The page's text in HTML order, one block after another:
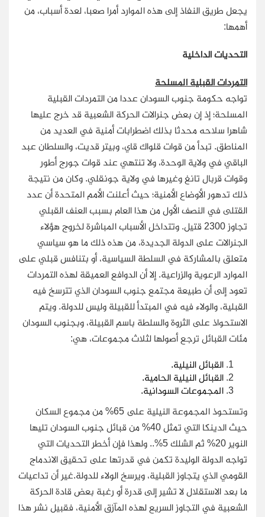
يجعل طريق النفاذ إلى هذه الموارد أمرا صعبا، لعدة أسباب، من
أهمها:
التحديات الداخلية
التمردات القبلية المسلحة
تواجه حكومة جنوب السودان عددا من التمردات القبلية
المسلحة؛ إذ إن بعض جنرالات الحركة الشعبية قد خرج عليها
شاهرا سلاحه محدثا بذلك اضطرابات أمنية في العديد من
المناطق. تبدأ من قوات قلواك قاي، وبيتر قديت، والسلطان عبد
الباقي في ولاية الوحدة، ولا تنتهي عند قوات جورج أطور
وقوات قربال تانغ وغيرها في ولاية جونقلي. وكان من نتيجة
ذلك تدهور الأوضاع الأمنية؛ حيث أعلنت الأمم المتحدة أن عدد
القتلى في النصف الأول من هذا العام بسبب العنف القبلي
تجاوز 2300 قتيل. وتتداخل الأسباب المباشرة لخروج هؤلاء
الجنرالات على الدولة الجديدة، من هذه ذلك ما هو سياسي
متعلق بالمشاركة في السلطة السياسية، أو بتنافس قبلي على
الموارد الرعوية والزراعية. إلا أن الدوافع العميقة لهذه التمردات
تعود إلى أن طبيعة مجتمع جنوب السودان الذي تترسخ فيه
القبلية، والولاء فيه في المبتدأ للقبيلة وليس للدولة. ويتم
الاستحواذ على الثروة والسلطة باسم القبيلة، وبجنوب السودان
مئات القبائل ترجع أصولها لثلاث مجموعات، هي:
القبائل النيلية.
القبائل النيلية الحامية.
المجموعات السودانية.
وتستحوذ المجموعة النيلية على 65% من مجموع السكان
حيث الدينكا التي تمثل 40% من قبائل جنوب السودان تليها
النوير 20% ثم الشلك 5%.. ولهذا فإن أخطر التحديات التي
تواجه الدولة الوليدة تكمن في قدرتها على تحقيق الاندماج
القومي الذي يتجاوز القبلية، ويرسخ الولاء للدولة.غير أن تداعيات
ما بعد الاستقلال لا تشير إلى قدرة أو رغبة بعض قادة الحركة
الشعبية في التجاوز السريع لهذه المآزق الأمنية، فقبيل نشر هذا